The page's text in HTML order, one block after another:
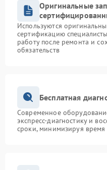
Оригинальные
Используются
сертификацию
работу после ремонта и
обязательств
Бесплатная
Современное
экспресс-диагностику и
сроки, минимизируя время